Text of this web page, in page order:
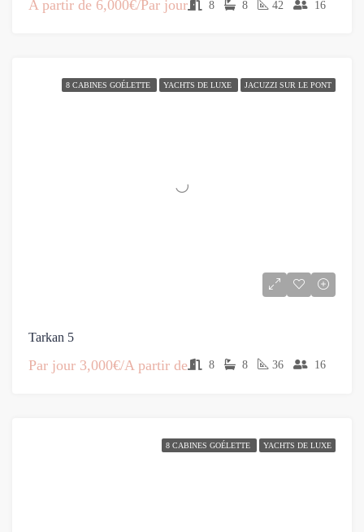
A partir de 6,000€/Par jour 8 8 42 16
8 CABINES GOÉLETTE YACHTS DE LUXE JACUZZI SUR LE PONT
Tarkan 5
Par jour 3,000€/A partir de 8 8 36 16
8 CABINES GOÉLETTE YACHTS DE LUXE